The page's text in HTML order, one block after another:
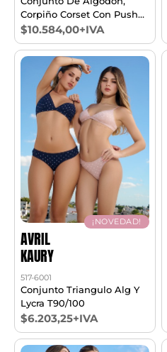
Corpiño Corset Con Push
Up Y Cola Less. T85/100
$10.584,00+IVA
¡NOVEDAD!
AVRIL
KAURY
517-6001
Conjunto Triangulo Alg Y
Lycra T90/100
$6.203,25+IVA